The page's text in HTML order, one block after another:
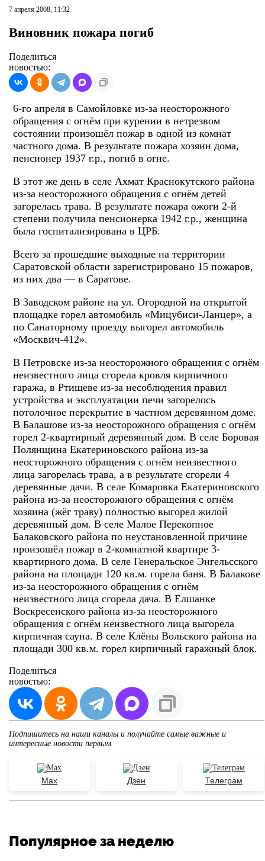
7 апреля 2008, 11:32
Виновник пожара погиб
Поделиться
новостью:
6-го апреля в Самойловке из-за неосторожного
обращения с огнём при курении в нетрезвом
состоянии произошёл пожар в одной из комнат
частного дома. В результате пожара хозяин дома,
пенсионер 1937 г.р., погиб в огне.
В этот же день в селе Ахмат Краснокутского района
из-за неосторожного обращения с огнём детей
загорелась трава. В результате пожара ожоги 2-й
степени получила пенсионерка 1942 г.р., женщина
была госпитализирована в ЦРБ.
Всего за прошедшие выходные на территории
Саратовской области зарегистрировано 15 пожаров,
из них два — в Саратове.
В Заводском районе на ул. Огородной на открытой
площадке горел автомобиль «Мицубиси-Ланцер», а
по Санаторному проезду выгорел автомобиль
«Москвич-412».
В Петровске из-за неосторожного обращения с огнём
неизвестного лица сгорела кровля кирпичного
гаража, в Ртищеве из-за несоблюдения правил
устройства и эксплуатации печи загорелось
потолочное перекрытие в частном деревянном доме.
В Балашове из-за неосторожного обращения с огнём
горел 2-квартирный деревянный дом. В селе Боровая
Полянщина Екатериновского района из-за
неосторожного обращения с огнём неизвестного
лица загорелась трава, а в результате сгорели 4
деревянные дачи. В селе Комаровка Екатериновского
района из-за неосторожного обращения с огнём
хозяина (жёг траву) полностью выгорел жилой
деревянный дом. В селе Малое Перекопное
Балаковского района по неустановленной причине
произошёл пожар в 2-комнатной квартире 3-
квартирного дома. В селе Генеральское Энгельсского
района на площади 120 кв.м. горела баня. В Балакове
из-за неосторожного обращения с огнём
неизвестного лица сгорела дача. В Елшанке
Воскресенского района из-за неосторожного
обращения с огнём неизвестного лица выгорела
кирпичная сауна. В селе Клёны Вольского района на
площади 300 кв.м. горел кирпичный гаражный блок.
Поделиться
новостью:
Подпишитесь на наши каналы и получайте самые важные и
интересные новости первым
Max Дзен Телеграм
Популярное за неделю